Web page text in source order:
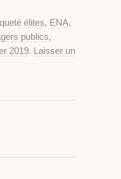
élites, ENA,
publics,
2019. Laisser un